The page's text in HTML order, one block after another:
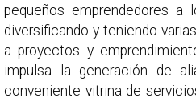
pequeños emprendedores a
diversificando y teniendo
a proyectos y
impulsa la generación de
conveniente vitrina de